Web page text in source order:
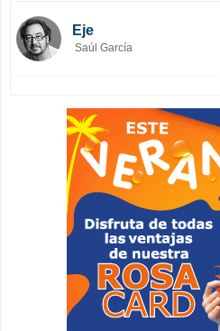
Eje
Saúl García